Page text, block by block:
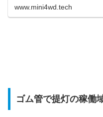
www.mini4wd.tech
ゴム管で提灯の稼働